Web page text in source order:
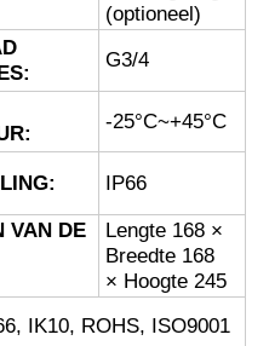
(optioneel)
G3/4
-25°C~+45°C
IP66
VAN DE
Lengte 168 ×
Breedte 168
× Hoogte 245
IK10, ROHS, ISO9001